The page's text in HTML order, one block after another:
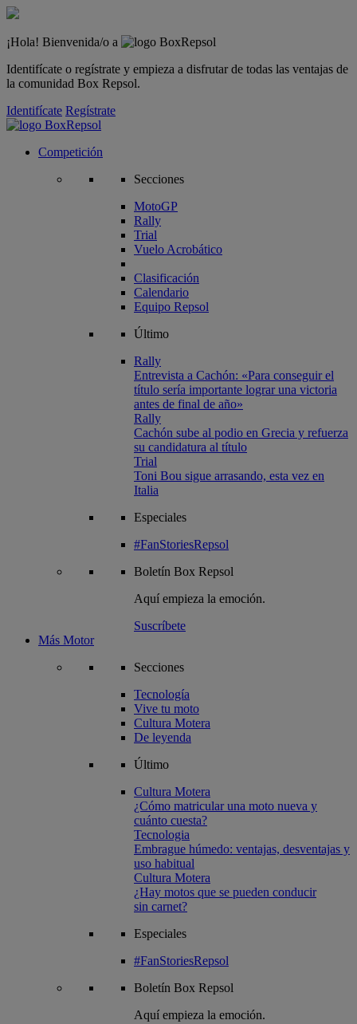
¡Hola! Bienvenida/o a
Identifícate o regístrate y empieza a disfrutar de todas las ventajas de
la comunidad Box Repsol.
Identifícate Regístrate
Competición
Secciones
MotoGP
Rally
Trial
Vuelo Acrobático
Clasificación
Calendario
Equipo Repsol
Último
Rally
Entrevista a Cachón: «Para conseguir el
título sería importante lograr una victoria
antes de final de año»
Rally
Cachón sube al podio en Grecia y refuerza
su candidatura al título
Trial
Toni Bou sigue arrasando, esta vez en
Italia
Especiales
#FanStoriesRepsol
Boletín Box Repsol
Aquí empieza la emoción.
Suscríbete
Más Motor
Secciones
Tecnología
Vive tu moto
Cultura Motera
De leyenda
Último
Cultura Motera
¿Cómo matricular una moto nueva y
cuánto cuesta?
Tecnologia
Embrague húmedo: ventajas, desventajas y
uso habitual
Cultura Motera
¿Hay motos que se pueden conducir
sin carnet?
Especiales
#FanStoriesRepsol
Boletín Box Repsol
Aquí empieza la emoción.